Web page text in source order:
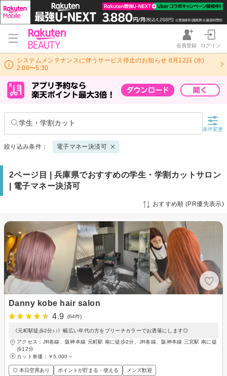
会員登録 ログイン
システムメンテナンスに伴うサービス停止のお知らせ 8月12日 (水)
2:00〜5:30
学生・学割カット
条件変更
絞り込み条件： 電子マネー決済可
2ページ目 | 兵庫県でおすすめの学生・学割カットサロン
| 電子マネー決済可
おすすめ順 (PR優先表示)
Danny kobe hair salon
4.9
(64件)
《元町駅徒歩2分♪♪》幅広い年代の方をブリーチカラーでお洒落にします◎
アクセス：JR各線、阪神本線 元町駅 南に徒歩2分、JR各線、阪神本線 三宮駅 南に徒
歩12分
カット単価： ￥5,000～
◎ 本日空席あり ポイントが貯まる・使える メンズ歓迎